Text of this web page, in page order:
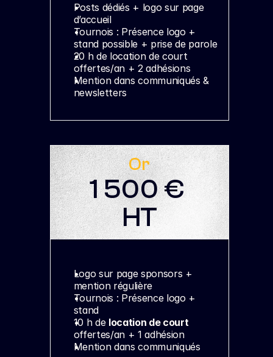
Posts dédiés + logo sur page
d’accueil
Tournois : Présence logo +
stand possible + prise de parole
20 h de location de court
offertes/an + 2 adhésions
Mention dans communiqués &
newsletters
Or
1 500 €
HT
Logo sur page sponsors +
mention régulière
Tournois : Présence logo +
stand
10 h de location de court
offertes/an + 1 adhésion
Mention dans communiqués